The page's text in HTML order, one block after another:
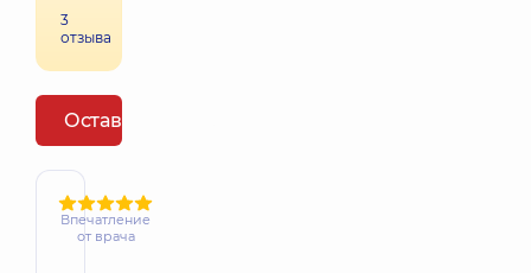
3
отзыва
Оставить отзыв
Впечатление
от врача